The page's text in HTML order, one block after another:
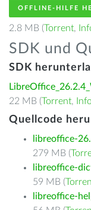
OFFLINE-HILFE
2.8 MB (Torrent,
SDK und
SDK
22 MB (Torrent, Info
Quellcode
libreoffice-
279 MB (
libreoffice-
59 MB (
libreoffice-